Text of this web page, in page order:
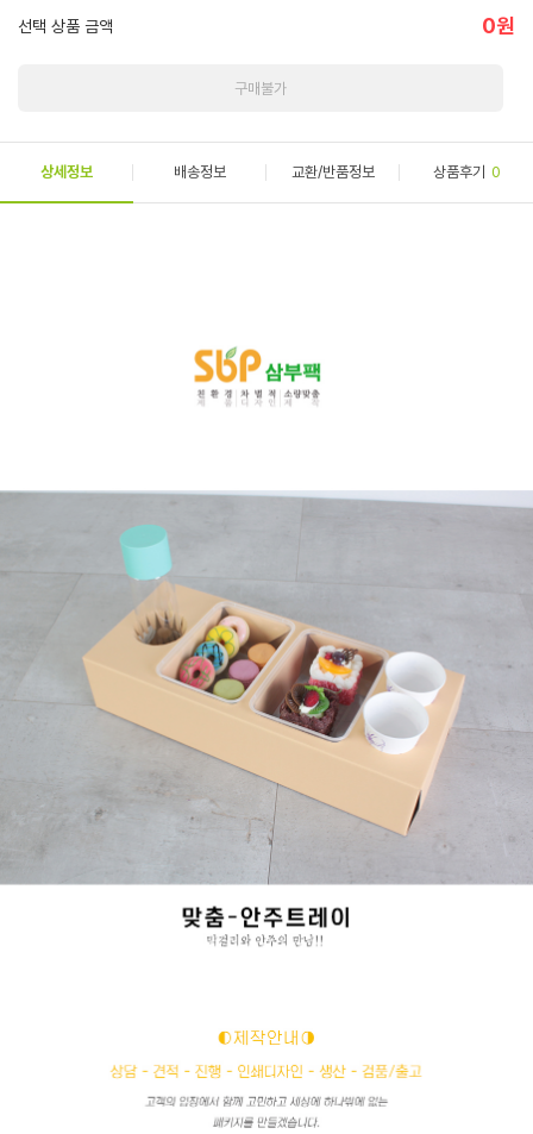
선택 상품 금액 0원
구매불가
상세정보 배송정보 교환/반품정보 상품후기 0